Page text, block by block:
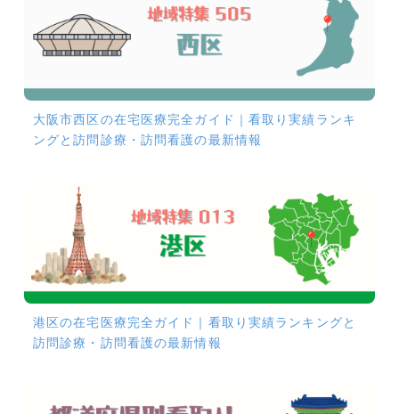
大阪市西区の在宅医療完全ガイド｜看取り実績ランキ
ングと訪問診療・訪問看護の最新情報
港区の在宅医療完全ガイド｜看取り実績ランキングと
訪問診療・訪問看護の最新情報